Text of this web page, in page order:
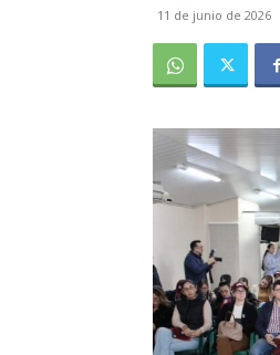
11 de junio de 2026